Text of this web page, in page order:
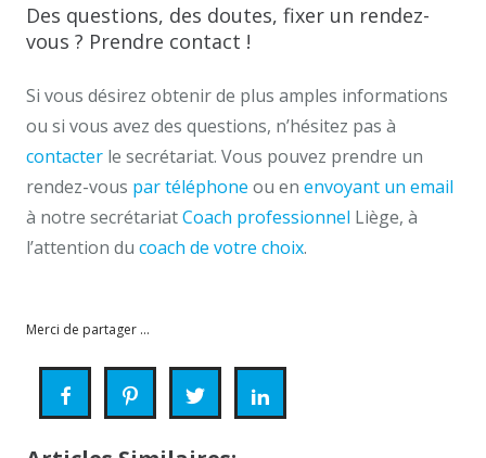
Des questions, des doutes, fixer un rendez-
vous ? Prendre contact !
Si vous désirez obtenir de plus amples informations
ou si vous avez des questions, n’hésitez pas à
contacter le secrétariat. Vous pouvez prendre un
rendez-vous par téléphone ou en envoyant un email
à notre secrétariatCoach professionnel Liège, à
l’attention du coach de votre choix.
Merci de partager ...